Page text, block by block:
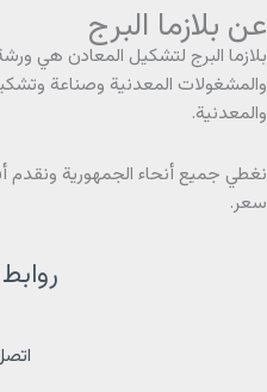
عن بلازما البرج
بلازما البرج لتشكيل المعادن هي
والمشغولات المعدنية وصناعة
والمعدنية.
نغطي جميع أنحاء الجمهورية
سعر.